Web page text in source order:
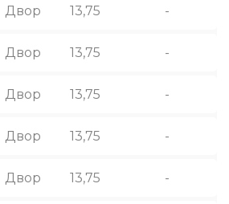
Двор 13,75 -
Двор 13,75 -
Двор 13,75 -
Двор 13,75 -
Двор 13,75 -